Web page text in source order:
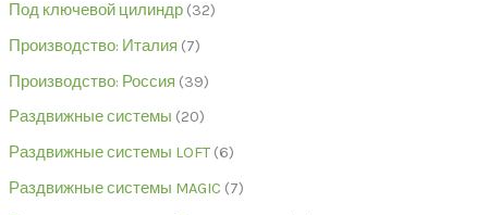
Под ключевой цилиндр 32
Производство: Италия 7
Производство: Россия 39
Раздвижные системы 20
Раздвижные системы LOFT 6
Раздвижные системы MAGIC 7